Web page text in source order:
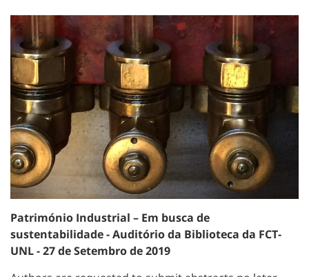
Património Industrial – Em busca de
sustentabilidade - Auditório da Biblioteca da FCT-
UNL - 27 de Setembro de 2019